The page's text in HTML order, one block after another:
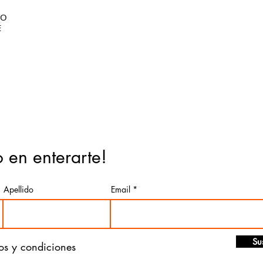
en enterarte!
Apellido Email
y condiciones